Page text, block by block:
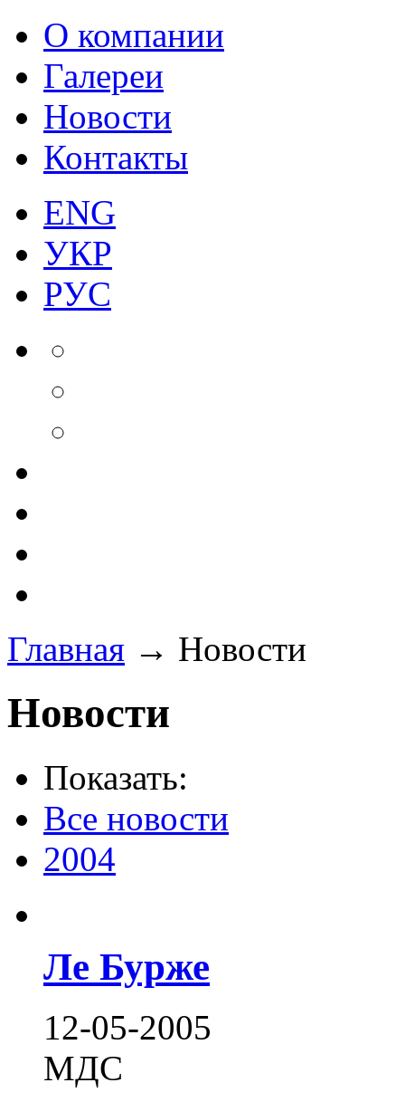
О компании
Галереи
Новости
Контакты
ENG
УКР
РУС
Главная → Новости
Новости
Показать:
Все новости
2004
Ле Бурже
12-05-2005
МДС